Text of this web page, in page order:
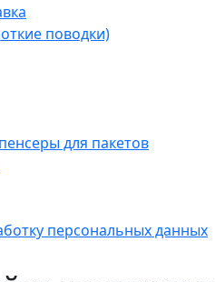
поводки)
для пакетов
персональных данных